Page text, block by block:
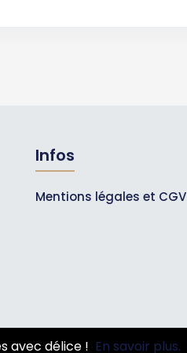
Infos
Mentions légales et CGV
avec délice ! En savoir plus.